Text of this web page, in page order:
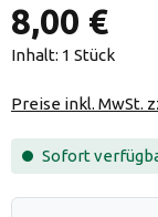
8,00 €
Inhalt: 1 Stück
Preise inkl. MwSt.
Sofort